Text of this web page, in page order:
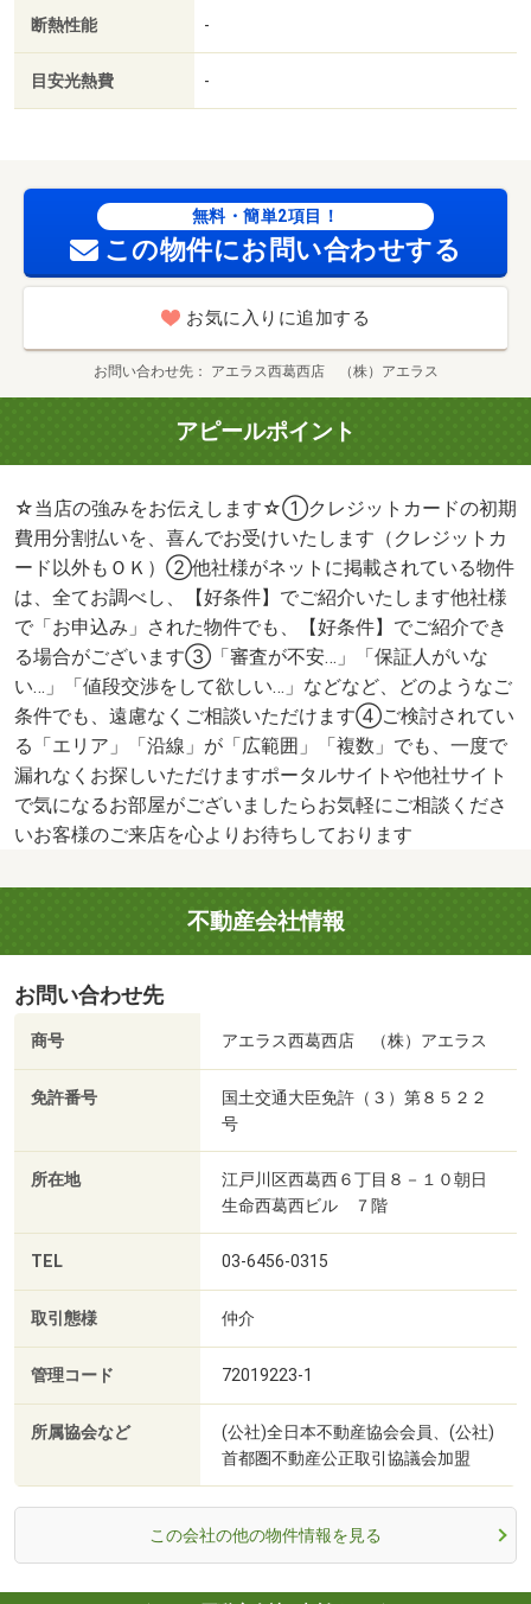
断熱性能 -
目安光熱費 -
無料・簡単2項目！
この物件にお問い合わせする
お気に入りに追加する
お問い合わせ先 アエラス西葛西店 （株）アエラス
アピールポイント
☆当店の強みをお伝えします☆①クレジットカードの初期
費用分割払いを、喜んでお受けいたします（クレジットカ
ード以外もＯＫ）②他社様がネットに掲載されている物件
は、全てお調べし、【好条件】でご紹介いたします他社様
で「お申込み」された物件でも、【好条件】でご紹介でき
る場合がございます③「審査が不安…」「保証人がいな
い…」「値段交渉をして欲しい…」などなど、どのようなご
条件でも、遠慮なくご相談いただけます④ご検討されてい
る「エリア」「沿線」が「広範囲」「複数」でも、一度で
漏れなくお探しいただけますポータルサイトや他社サイト
で気になるお部屋がございましたらお気軽にご相談くださ
いお客様のご来店を心よりお待ちしております
不動産会社情報
お問い合わせ先
商号 アエラス西葛西店 （株）アエラス
免許番号
国土交通大臣免許（３）第８５２２
号
所在地
江戸川区西葛西６丁目８－１０朝日
生命西葛西ビル ７階
TEL 03-6456-0315
取引態様 仲介
管理コード 72019223-1
所属協会など
(公社)全日本不動産協会会員、(公社)
首都圏不動産公正取引協議会加盟
この会社の他の物件情報を見る